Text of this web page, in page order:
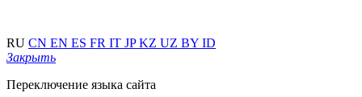
RU CN EN ES FR IT JPKZ UZ BY ID
Закрыть
Переключение языка сайта